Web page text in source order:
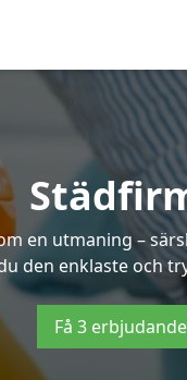
en utmaning –
den enklaste och
Få 3